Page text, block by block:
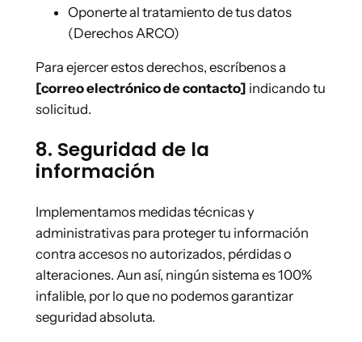
Oponerte al tratamiento de tus datos
(Derechos ARCO)
Para ejercer estos derechos, escríbenos a
[correo electrónico de contacto] indicando tu
solicitud.
8. Seguridad de la
información
Implementamos medidas técnicas y
administrativas para proteger tu información
contra accesos no autorizados, pérdidas o
alteraciones. Aun así, ningún sistema es 100%
infalible, por lo que no podemos garantizar
seguridad absoluta.